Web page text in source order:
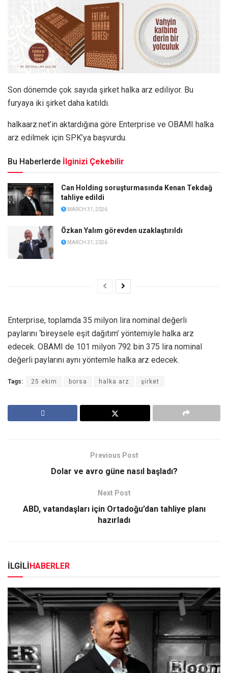
Son dönemde çok sayıda şirket halka arz ediliyor. Bu
furyaya iki şirket daha katıldı.
halkaarz.net’in aktardığına göre Enterprise ve OBAMI halka
arz edilmek için SPK’ya başvurdu.
Bu Haberlerde İlginizi Çekebilir
Can Holding soruşturmasında Kenan Tekdağ
tahliye edildi
MARCH 31, 2026
Özkan Yalım görevden uzaklaştırıldı
MARCH 31, 2026
Enterprise, toplamda 35 milyon lira nominal değerli
paylarını ‘bireysele eşit dağıtım’ yöntemiyle halka arz
edecek. OBAMI de 101 milyon 792 bin 375 lira nominal
değerli paylarını aynı yöntemle halka arz edecek.
Tags: 25 ekim borsa halka arz şirket
Previous Post
Dolar ve avro güne nasıl başladı?
Next Post
ABD, vatandaşları için Ortadoğu’dan tahliye planı
hazırladı
İLGİLİHABERLER